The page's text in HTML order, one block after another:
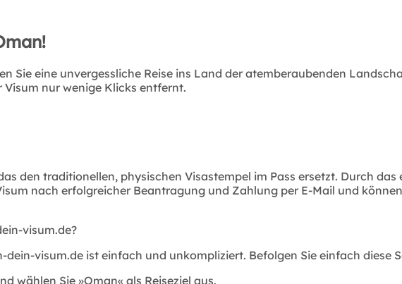
Sie eine unvergessliche Reise ins Land der atemberaubenden
nur wenige Klicks entfernt.
den traditionellen, physischen Visastempel im Pass ersetzt. Durch
nach erfolgreicher Beantragung und Zahlung per E-Mail und
visum.de?
visum.de ist einfach und unkompliziert. Befolgen Sie einfach diese
wählen Sie »Oman« als Reiseziel aus.